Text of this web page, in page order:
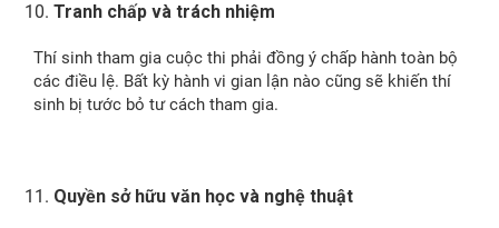
Tranh chấp và trách nhiệm
Thí sinh tham gia cuộc thi phải đồng ý chấp hành toàn bộ
các điều lệ. Bất kỳ hành vi gian lận nào cũng sẽ khiến thí
sinh bị tước bỏ tư cách tham gia.
Quyền sở hữu văn học và nghệ thuật